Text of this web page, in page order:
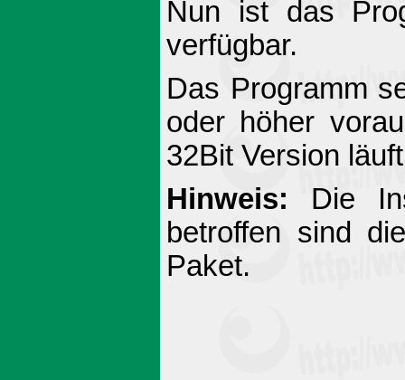
Nun ist das
verfügbar.
Das Programm
oder höher
32Bit Version
Hinweis: Die
betroffen sind
Paket.